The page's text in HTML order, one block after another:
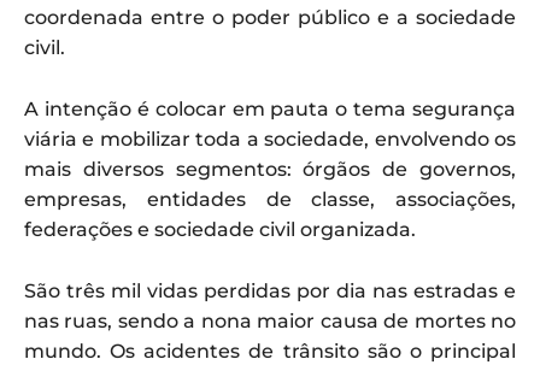
coordenada entre o poder público e a sociedade
civil.
A intenção é colocar em pauta o tema segurança
viária e mobilizar toda a sociedade, envolvendo os
mais diversos segmentos: órgãos de governos,
empresas, entidades de classe, associações,
federações e sociedade civil organizada.
São três mil vidas perdidas por dia nas estradas e
nas ruas, sendo a nona maior causa de mortes no
mundo. Os acidentes de trânsito são o principal